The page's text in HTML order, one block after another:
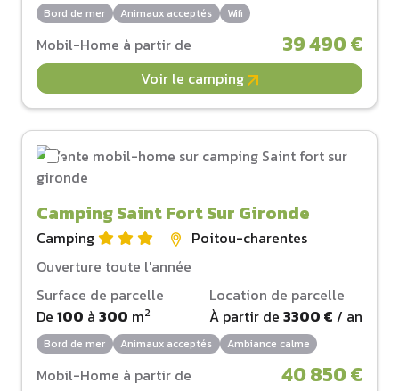
Bord de mer Animaux acceptés Wifi
Mobil-Home à partir de 39 490 €
Voir le camping
Camping Saint Fort Sur Gironde
Camping
Poitou-charentes
Ouverture toute l'année
Surface de parcelle
De 100 à 300 m2
Location de parcelle
À partir de 3300 € / an
Bord de mer Animaux acceptés Ambiance calme
Mobil-Home à partir de 40 850 €